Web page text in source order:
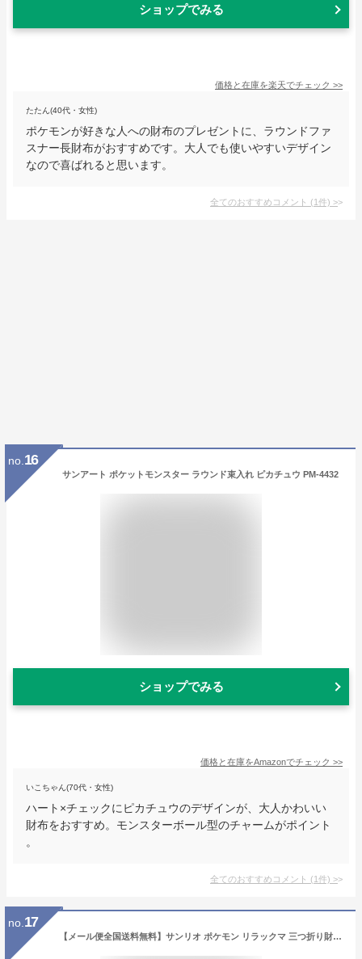
ショップでみる
価格と在庫を楽天でチェック >>
たたん(40代・女性)
ポケモンが好きな人への財布のプレゼントに、ラウンドファ
スナー長財布がおすすめです。大人でも使いやすいデザイン
なので喜ばれると思います。
全てのおすすめコメント (1件) >
no. 16
サンアート ポケットモンスター ラウンド束入れ ピカチュウ PM-4432
ショップでみる
価格と在庫をAmazonでチェック >>
いこちゃん(70代・女性)
ハート×チェックにピカチュウのデザインが、大人かわいい
財布をおすすめ。モンスターボール型のチャームがポイント
。
全てのおすすめコメント (1件) >
no. 17
【メール便全国送料無料】サンリオ ポケモン リラックマ 三つ折り財布 長財布 LF深札入れ ウォレット キッズ 子ども 子供 女の子 小学生 中学生 レディース 女性 大人 かわいい パステルカラー ポケットモンスター Sanrio ハートフレームシリーズ